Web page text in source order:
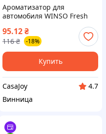
Ароматизатор для
автомобиля WINSO Fresh
(530400)
95.12₴
116 ₴ -18%
Купить
CasaJoy
4.7
Винница